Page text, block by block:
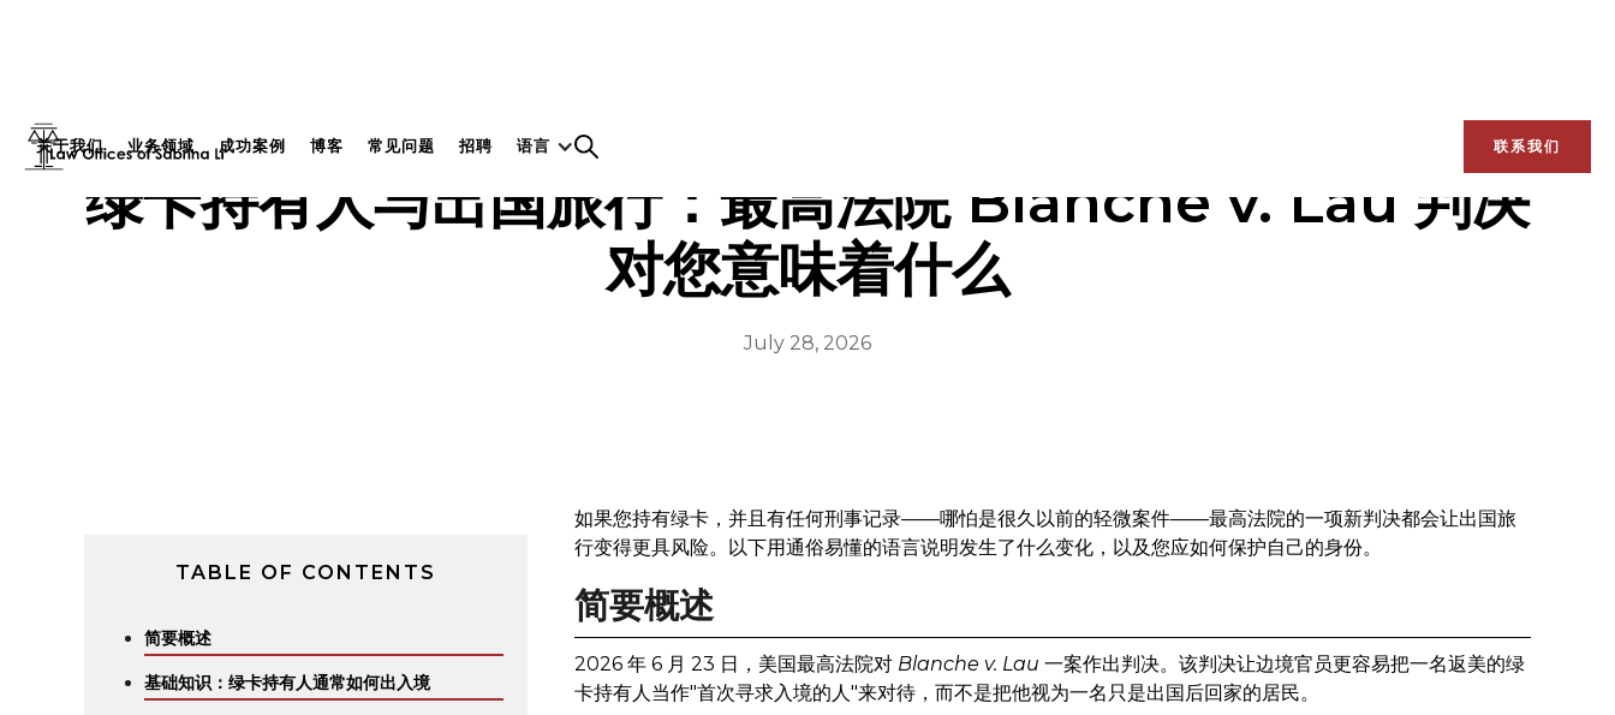
关于我们 业务领域 成功案例 博客 常见问题 招聘 语言 联系我们
绿卡持有人与出国旅行：最高法院 Blanche v. Lau 判决
对您意味着什么
July 28, 2026
TABLE OF CONTENTS
简要概述
基础知识：绿卡持有人通常如何出入境
如果您持有绿卡，并且有任何刑事记录——哪怕是很久以前的轻微案件——最高法院的一项新判决都会让出国旅
行变得更具风险。以下用通俗易懂的语言说明发生了什么变化，以及您应如何保护自己的身份。
简要概述
2026 年 6 月 23 日，美国最高法院对 Blanche v. Lau 一案作出判决。该判决让边境官员更容易把一名返美的绿
卡持有人当作"首次寻求入境的人"来对待，而不是把他视为一名只是出国后回家的居民。